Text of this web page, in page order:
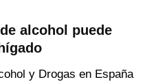
alcohol puede
y Drogas en España